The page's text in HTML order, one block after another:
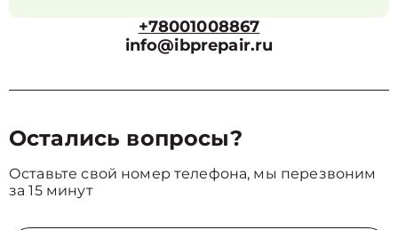
+78001008867
info@ibprepair.ru
Остались вопросы?
Оставьте свой номер телефона, мы перезвоним
за 15 минут